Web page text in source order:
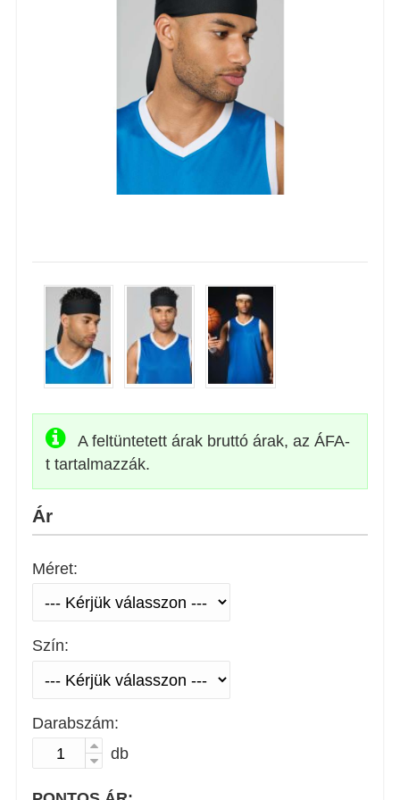
A feltüntetett árak bruttó árak, az ÁFA-
t tartalmazzák.
Ár
Méret:
Szín:
Darabszám:
db